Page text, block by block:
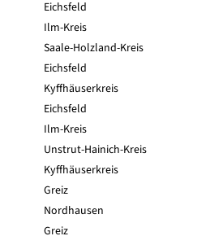
Eichsfeld
Ilm-Kreis
Saale-Holzland-Kreis
Eichsfeld
Kyffhäuserkreis
Eichsfeld
Ilm-Kreis
Unstrut-Hainich-Kreis
Kyffhäuserkreis
Greiz
Nordhausen
Greiz